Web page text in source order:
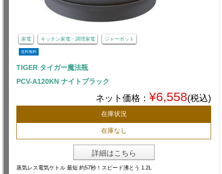
家電 キッチン家電・調理家電 ジャーポット
送料無料
TIGER タイガー魔法瓶
PCV-A120KN ナイトブラック
ネット価格： ¥6,558(税込)
在庫状況
在庫なし
詳細はこちら
蒸気レス電気ケトル 最短 約57秒！スピード沸とう 1.2L